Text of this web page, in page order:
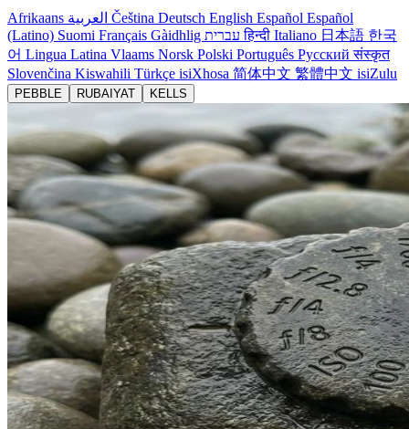
Afrikaans Čeština Deutsch English Español Español
(Latino) Suomi Français Gàidhlig עבריתहिन्दी Italiano 日本語 한국
어 Lingua Latina Vlaams Norsk Polski Português Русскийसंस्कृत
Slovenčina Kiswahili Türkçe isiXhosa 简体中文 繁體中文 isiZulu
PEBBLE RUBAIYAT KELLS